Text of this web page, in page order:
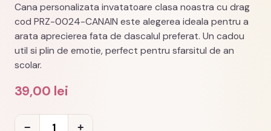
Cana personalizata invatatoare clasa noastra cu drag
cod PRZ-0024-CANAIN este alegerea ideala pentru a
arata aprecierea fata de dascalul preferat. Un cadou
util si plin de emotie, perfect pentru sfarsitul de an
scolar.
39,00 lei
−
Cantitate
+